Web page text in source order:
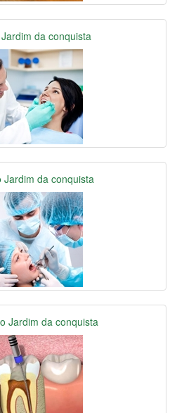
da conquista
Jardim da conquista
Jardim da conquista